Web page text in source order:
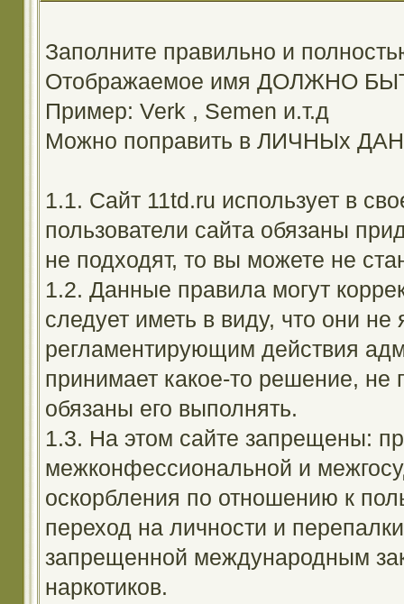
Заполните правильно и
Отображаемое имя ДОЛЖНО
Пример: Verk , Semen и.т.д
Можно поправить в ЛИЧНЫх
1.1. Сайт 11td.ru использует в
пользователи сайта обязаны
не подходят, то вы можете не
1.2. Данные правила могут
следует иметь в виду, что они
регламентирующим действия
принимает какое-то решение, не
обязаны его выполнять.
1.3. На этом сайте запрещены:
межконфессиональной и
оскорбления по отношению к
переход на личности и
запрещенной международным
наркотиков.